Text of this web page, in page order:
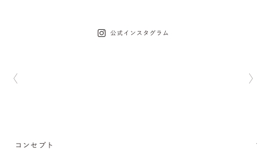
公式インスタグラム
コンセプト